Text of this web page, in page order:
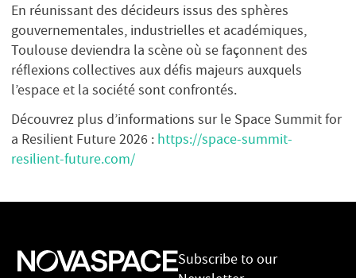
En réunissant des décideurs issus des sphères
gouvernementales, industrielles et académiques,
Toulouse deviendra la scène où se façonnent des
réflexions collectives aux défis majeurs auxquels
l’espace et la société sont confrontés.
Découvrez plus d’informations sur le Space Summit for
a Resilient Future 2026 : https://space-summit-
resilient-future.com/
Subscribe to our